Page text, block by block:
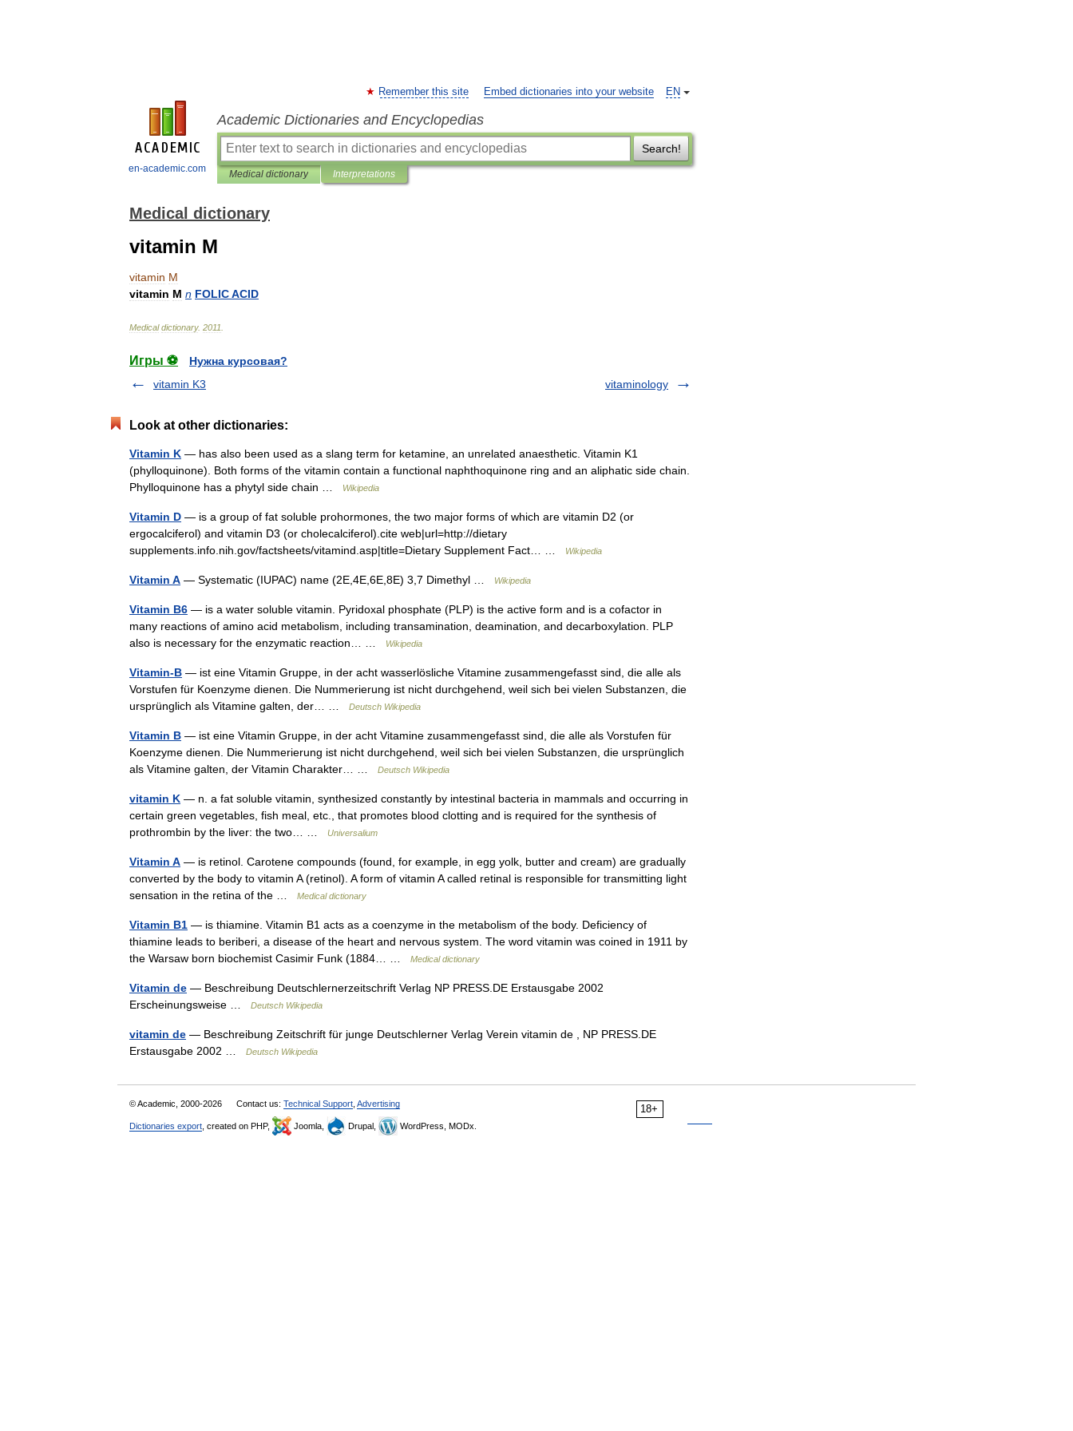
en-academic.com
EN
Remember this site Embed dictionaries into your website
Academic Dictionaries and Encyclopedias
Search!
Medical dictionary Interpretations
Medical dictionary
vitamin M
vitamin M
vitamin M n FOLICACID
Medical dictionary. 2011
Игры ⚽
Нужна курсовая?
vitamin K3
vitaminology
Look at other dictionaries:
Vitamin K — has also been used as a slang term for ketamine, an unrelated anaesthetic. Vitamin K1
(phylloquinone). Both forms of the vitamin contain a functional naphthoquinone ring and an aliphatic side chain.
Phylloquinone has a phytyl side chain …
Wikipedia
Vitamin D — is a group of fat soluble prohormones, the two major forms of which are vitamin D2 (or
ergocalciferol) and vitamin D3 (or cholecalciferol).cite web|url=http://dietary
supplements.info.nih.gov/factsheets/vitamind.asp|title=Dietary Supplement Fact… …
Wikipedia
Vitamin A — Systematic (IUPAC) name (2E,4E,6E,8E) 3,7 Dimethyl … Wikipedia
Vitamin B6 — is a water soluble vitamin. Pyridoxal phosphate (PLP) is the active form and is a cofactor in
many reactions of amino acid metabolism, including transamination, deamination, and decarboxylation. PLP
also is necessary for the enzymatic reaction… …
Wikipedia
Vitamin-B — ist eine Vitamin Gruppe, in der acht wasserlösliche Vitamine zusammengefasst sind, die alle als
Vorstufen für Koenzyme dienen. Die Nummerierung ist nicht durchgehend, weil sich bei vielen Substanzen, die
ursprünglich als Vitamine galten, der… …
Deutsch Wikipedia
Vitamin B — ist eine Vitamin Gruppe, in der acht Vitamine zusammengefasst sind, die alle als Vorstufen für
Koenzyme dienen. Die Nummerierung ist nicht durchgehend, weil sich bei vielen Substanzen, die ursprünglich
als Vitamine galten, der Vitamin Charakter… …
Deutsch Wikipedia
vitamin K — n. a fat soluble vitamin, synthesized constantly by intestinal bacteria in mammals and occurring in
certain green vegetables, fish meal, etc., that promotes blood clotting and is required for the synthesis of
prothrombin by the liver: the two… …
Universalium
Vitamin A — is retinol. Carotene compounds (found, for example, in egg yolk, butter and cream) are gradually
converted by the body to vitamin A (retinol). A form of vitamin A called retinal is responsible for transmitting light
sensation in the retina of the …
Medical dictionary
Vitamin B1 — is thiamine. Vitamin B1 acts as a coenzyme in the metabolism of the body. Deficiency of
thiamine leads to beriberi, a disease of the heart and nervous system. The word vitamin was coined in 1911 by
the Warsaw born biochemist Casimir Funk (1884… …
Medical dictionary
Vitamin de — Beschreibung Deutschlernerzeitschrift Verlag NP PRESS.DE Erstausgabe 2002
Erscheinungsweise …
Deutsch Wikipedia
vitamin de — Beschreibung Zeitschrift für junge Deutschlerner Verlag Verein vitamin de , NP PRESS.DE
Erstausgabe 2002 …
Deutsch Wikipedia
18+
© Academic, 2000-2026 Contact us: Technical Support Advertising
Dictionaries export , created on PHP, Joomla, Drupal, WordPress, MODx.